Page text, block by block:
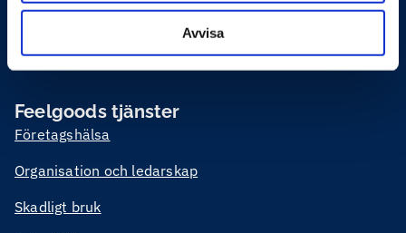
Avvisa
arbetsmiljö, hållbar hälsa, ledarskap, medarbetarskap
och vid behov rehabilitering eller krishantering. Vi möter
våra kunder både digitalt och fysiskt över hela Sverige.
Feelgoods tjänster
Företagshälsa
Organisation och ledarskap
Skadligt bruk